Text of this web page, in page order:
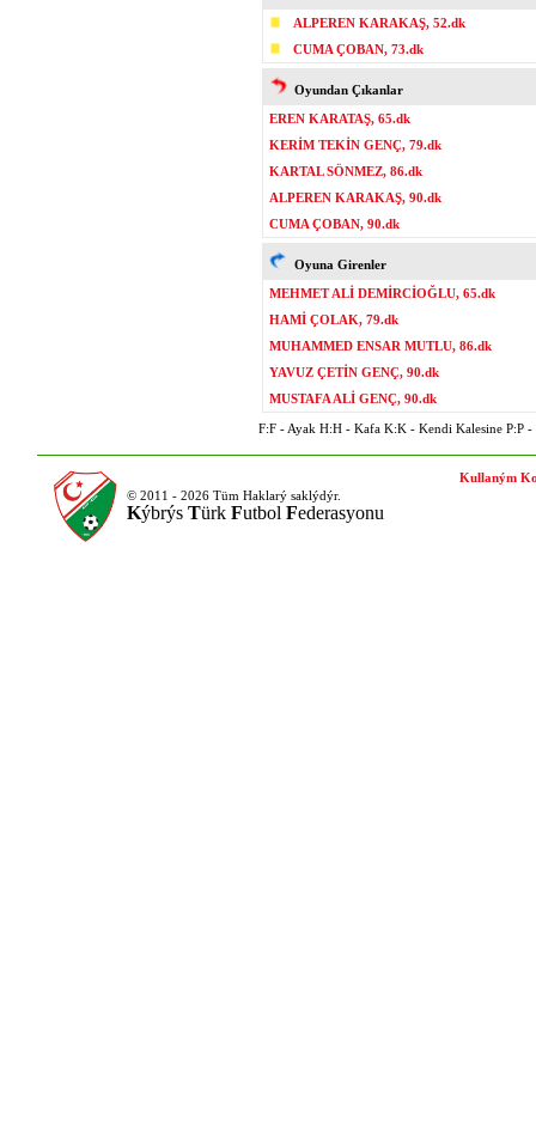
ALPEREN KARAKAŞ, 52.dk
CUMA ÇOBAN, 73.dk
Oyundan Çıkanlar
EREN KARATAŞ, 65.dk
KERİM TEKİN GENÇ, 79.dk
KARTAL SÖNMEZ, 86.dk
ALPEREN KARAKAŞ, 90.dk
CUMA ÇOBAN, 90.dk
Oyuna Girenler
MEHMET ALİ DEMİRCİOĞLU, 65.dk
HAMİ ÇOLAK, 79.dk
MUHAMMED ENSAR MUTLU, 86.dk
YAVUZ ÇETİN GENÇ, 90.dk
MUSTAFA ALİ GENÇ, 90.dk
F:F - Ayak H:H - Kafa K:K - Kendi Kalesine P:P -
© 2011 - 2026 Tüm Haklarý saklýdýr.
Kýbrýs Türk Futbol Federasyonu
Kullaným